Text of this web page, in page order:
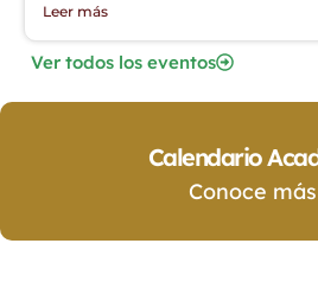
Leer más
Ver todos los eventos
Calendario
Conoce más